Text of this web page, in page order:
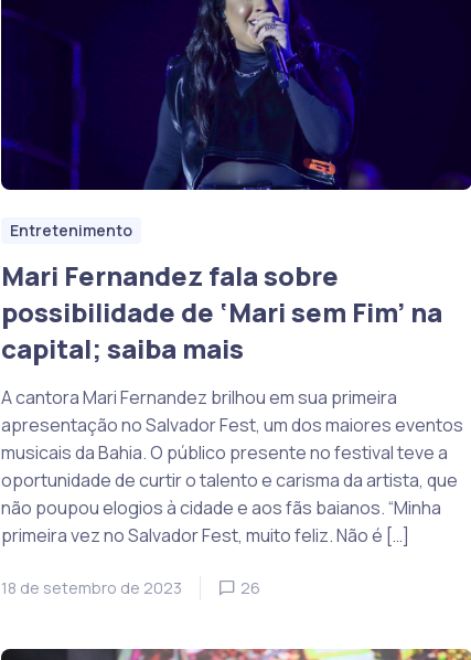
Entretenimento
Mari Fernandez fala sobre
possibilidade de ‘Mari sem Fim’ na
capital; saiba mais
A cantora Mari Fernandez brilhou em sua primeira
apresentação no Salvador Fest, um dos maiores eventos
musicais da Bahia. O público presente no festival teve a
oportunidade de curtir o talento e carisma da artista, que
não poupou elogios à cidade e aos fãs baianos. “Minha
primeira vez no Salvador Fest, muito feliz. Não é […]
18 de setembro de 2023 26